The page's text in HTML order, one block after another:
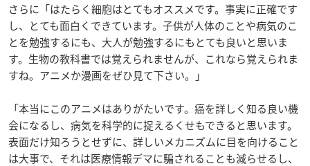
さらに「はたらく細胞はとてもオススメです。事実に正確です
し、とても面白くできています。子供が人体のことや病気のこ
とを勉強するにも、大人が勉強するにもとても良いと思いま
す。生物の教科書では覚えられませんが、これなら覚えられま
すね。アニメか漫画をぜひ見て下さい。」
「本当にこのアニメはありがたいです。癌を詳しく知る良い機
会になるし、病気を科学的に捉えるくせもできると思います。
表面だけ知ろうとせずに、詳しいメカニズムに目を向けること
は大事で、それは医療情報デマに騙されることも減らせるし、